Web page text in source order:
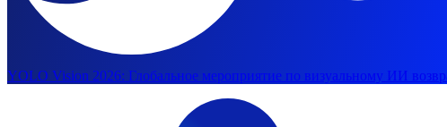
YOLO Vision 2026: Глобальное мероприятие по визуальному ИИ